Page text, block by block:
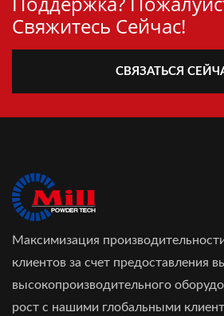
Свяжитесь Сейчас!
СВЯЗАТЬСЯ
Максимизация
клиентов за счет предоставления
высокопроизводительного
рост с нашими глобальными